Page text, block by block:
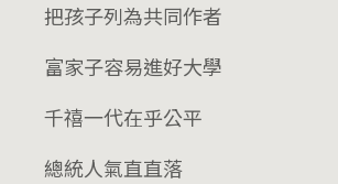
把孩子列為共同作者
富家子容易進好大學
千禧一代在乎公平
總統人氣直直落